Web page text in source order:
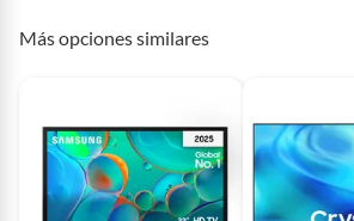
Cuenta con bluetooth Sí
Más opciones similares